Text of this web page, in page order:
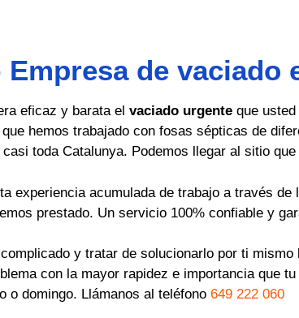
de vaciado
eficaz y barata el vaciado urgente que
hemos trabajado con fosas sépticas de
toda Catalunya. Podemos llegar al sitio
experiencia acumulada de trabajo a través
prestado. Un servicio 100% confiable y
y tratar de solucionarlo por ti
con la mayor rapidez e importancia que
o domingo. Llámanos al teléfono 649 222 060